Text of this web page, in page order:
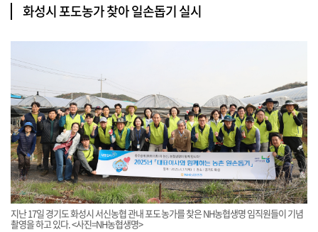
화성시 포도농가 찾아 일손돕기 실시
지난 17일 경기도 화성시 서신농협 관내 포도농가를 찾은 NH농협생명 임직원들이 기념
촬영을 하고 있다. <사진=NH농협생명>